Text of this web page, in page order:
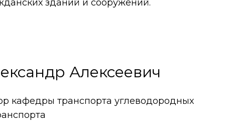
зданий и сооружений.
Алексеевич
кафедры транспорта углеводородных